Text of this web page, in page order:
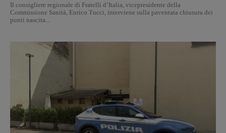
Il consigliere regionale di Fratelli d’Italia, vicepresidente della
Commissione Sanità, Enrico Tucci, interviene sulla paventata chiusura dei
punti nascita...